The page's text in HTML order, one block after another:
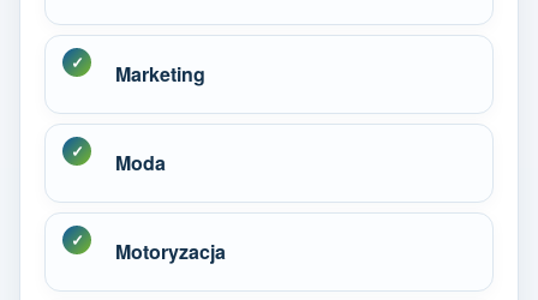
Marketing
Moda
Motoryzacja